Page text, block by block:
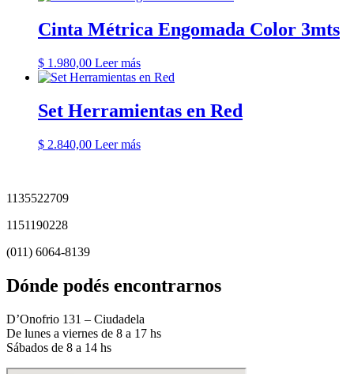
Cinta Métrica Engomada Color 3mts
$ 1.980,00 Leer más
Set Herramientas en Red
$ 2.840,00 Leer más
1135522709
1151190228
(011) 6064-8139
Dónde podés encontrarnos
D’Onofrio 131 – Ciudadela
De lunes a viernes de 8 a 17 hs
Sábados de 8 a 14 hs